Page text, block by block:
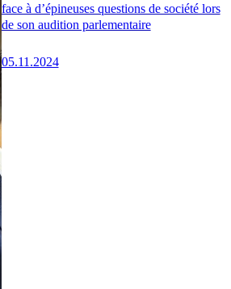
face à d’épineuses questions de société lors
de son audition parlementaire
05.11.2024